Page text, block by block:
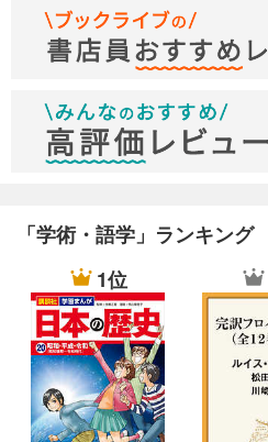
「学術・語学」ランキング
1位